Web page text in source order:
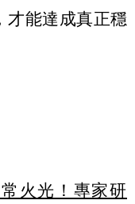
才能達成真正穩
火光！專家研